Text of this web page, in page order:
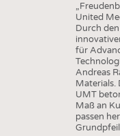
United
Durch
für
Andreas
Materials.
UMT
Maß an
passen